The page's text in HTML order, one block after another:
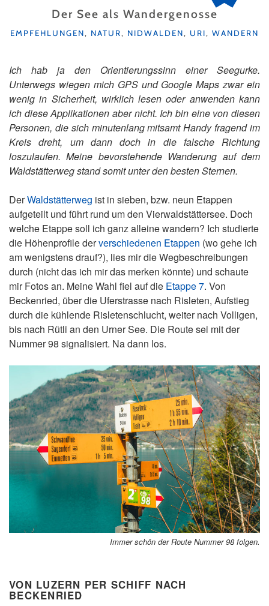
Der See als Wandergenosse
KATEGORIEN
EMPFEHLUNGEN, NATUR, NIDWALDEN, URI, WANDERN
Ich hab ja den Orientierungssinn einer Seegurke.
Unterwegs wiegen mich GPS und Google Maps zwar ein
wenig in Sicherheit, wirklich lesen oder anwenden kann
ich diese Applikationen aber nicht. Ich bin eine von diesen
Personen, die sich minutenlang mitsamt Handy fragend im
Kreis dreht, um dann doch in die falsche Richtung
loszulaufen. Meine bevorstehende Wanderung auf dem
Waldstätterweg stand somit unter den besten Sternen.
DerWaldstätterweg ist in sieben, bzw. neun Etappen
aufgeteilt und führt rund um den Vierwaldstättersee. Doch
welche Etappe soll ich ganz alleine wandern? Ich studierte
die Höhenprofile derverschiedenen Etappen (wo gehe ich
am wenigstens drauf?), lies mir die Wegbeschreibungen
durch (nicht das ich mir das merken könnte) und schaute
mir Fotos an. Meine Wahl fiel auf die Etappe 7. Von
Beckenried, über die Uferstrasse nach Risleten, Aufstieg
durch die kühlende Risletenschlucht, weiter nach Volligen,
bis nach Rütli an den Urner See. Die Route sei mit der
Nummer 98 signalisiert. Na dann los.
Immer schön der Route Nummer 98 folgen.
VON LUZERN PER SCHIFF NACH
BECKENRIED